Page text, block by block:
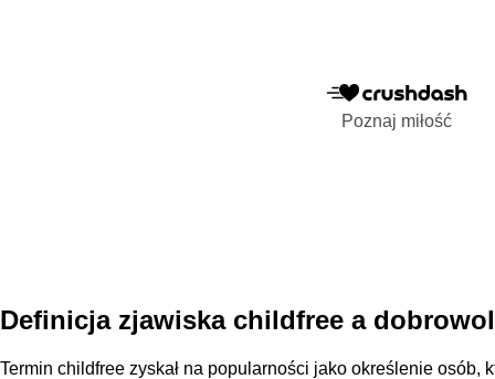
Poznaj miłość
Definicja zjawiska childfree a
Termin childfree zyskał na popularności jako określenie osób,